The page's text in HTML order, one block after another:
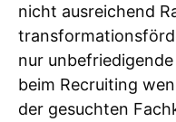
nicht ausreichend
nur
beim Recruiting
der gesuchten